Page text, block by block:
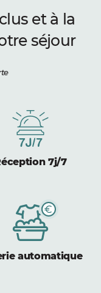
et à la
séjour
7j/7
automatique